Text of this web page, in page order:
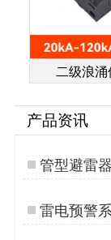
二级浪
产品资讯
管型避雷
造】…
雷电预警
你【易造